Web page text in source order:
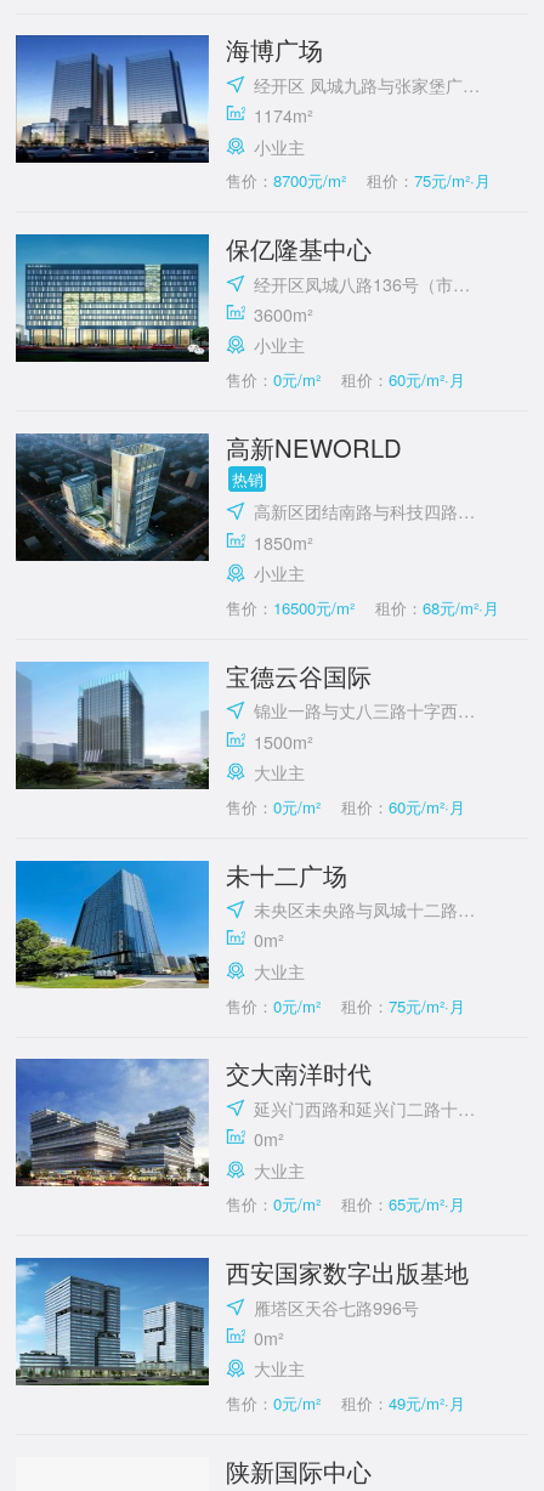
海博广场
经开区 凤城九路与张家堡广场西北角
1174m²
小业主
售价：8700元/m² 租价： 75元/m²·月
保亿隆基中心
经开区凤城八路136号（市政府对面）
3600m²
小业主
售价：0元/m² 租价： 60元/m²·月
高新NEWORLD
热销
高新区团结南路与科技四路十字东北角
1850m²
小业主
售价： 16500元/m² 租价： 68元/m²·月
宝德云谷国际
锦业一路与丈八三路十字西南角
1500m²
大业主
售价：0元/m² 租价： 60元/m²·月
未十二广场
未央区未央路与凤城十二路十字西南角
0m²
大业主
售价：0元/m² 租价： 75元/m²·月
交大南洋时代
延兴门西路和延兴门二路十字东北角
0m²
大业主
售价：0元/m² 租价： 65元/m²·月
西安国家数字出版基地
雁塔区天谷七路996号
0m²
大业主
售价：0元/m² 租价： 49元/m²·月
陕新国际中心